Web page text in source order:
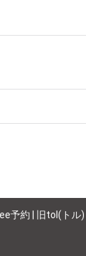
要予約）
予約 | 旧tol(トル